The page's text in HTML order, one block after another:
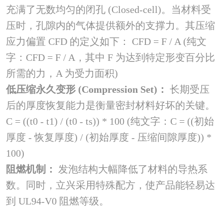
充满了无数均匀的闭孔 (Closed-cell)。当材料受
压时，孔隙内的气体提供额外的支撑力。其压缩
应力偏置 CFD 的定义如下： CFD = F / A (纯文
字：CFD = F / A，其中 F 为达到特定形变百分比
所需的力，A 为受力面积)
低压缩永久变形 (Compression Set)： 长期受压
后的厚度恢复能力是衡量密封材料好坏的关键。
C = ((t0 - t1) / (t0 - ts)) * 100 (纯文字：C = ((初始
厚度 - 恢复厚度) / (初始厚度 - 压缩间隙厚度)) *
100)
阻燃机制：
发泡结构大幅降低了材料的导热系
数。同时，立兴采用特殊配方，使产品能轻易达
到 UL94-V0 阻燃等级。